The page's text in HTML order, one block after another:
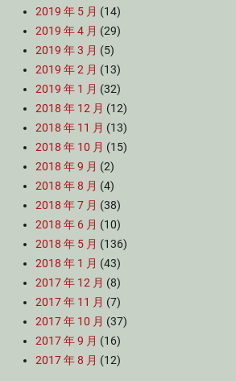
2019 年 5 月 (14)
2019 年 4 月 (29)
2019 年 3 月 (5)
2019 年 2 月 (13)
2019 年 1 月 (32)
2018 年 12 月 (12)
2018 年 11 月 (13)
2018 年 10 月 (15)
2018 年 9 月 (2)
2018 年 8 月 (4)
2018 年 7 月 (38)
2018 年 6 月 (10)
2018 年 5 月 (136)
2018 年 1 月 (43)
2017 年 12 月 (8)
2017 年 11 月 (7)
2017 年 10 月 (37)
2017 年 9 月 (16)
2017 年 8 月 (12)